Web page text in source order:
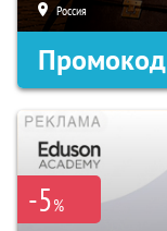
Россия
Промокод
-5%